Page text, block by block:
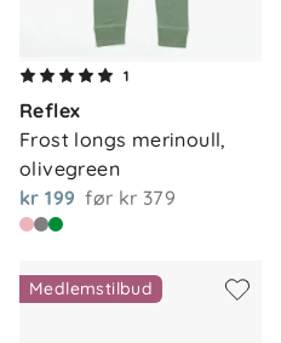
1
Reflex
Frost longs merinoull,
olivegreen
kr 199 før kr 379
Medlemstilbud